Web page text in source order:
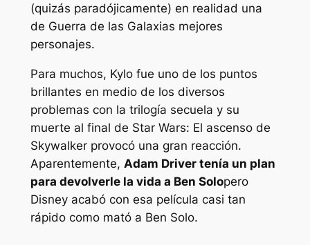
(quizás paradójicamente) en realidad una
de Guerra de las Galaxias mejores
personajes.
Para muchos, Kylo fue uno de los puntos
brillantes en medio de los diversos
problemas con la trilogía secuela y su
muerte al final de Star Wars: El ascenso de
Skywalker provocó una gran reacción.
Aparentemente, Adam Driver tenía un plan
para devolverle la vida a Ben Solopero
Disney acabó con esa película casi tan
rápido como mató a Ben Solo.